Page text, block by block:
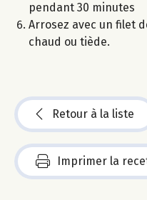
pendant 30 minutes
Arrosez avec un filet
chaud ou tiède.
Retour à la liste
Imprimer la